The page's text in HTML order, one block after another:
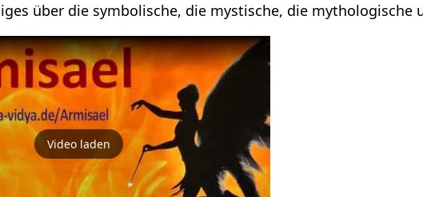
über die symbolische, die mystische, die mythologische
Video laden